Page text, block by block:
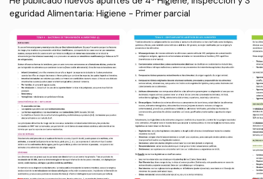
eguridad Alimentaria: Higiene - Primer parcial